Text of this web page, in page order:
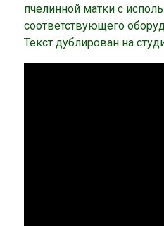
пчелинной матки с
соответствующего
Текст дублирован на